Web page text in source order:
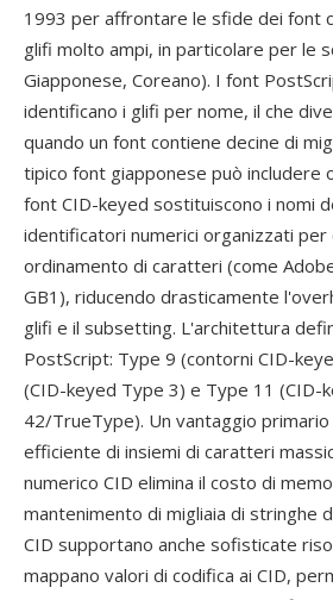
1993 per affrontare le sfide dei font
glifi molto ampi, in particolare per le
Giapponese, Coreano). I font
identificano i glifi per nome, il che
quando un font contiene decine di
tipico font giapponese può includere
font CID-keyed sostituiscono i nomi
identificatori numerici organizzati per
ordinamento di caratteri (come
GB1), riducendo drasticamente
glifi e il subsetting. L'architettura
PostScript: Type 9 (contorni CID-
(CID-keyed Type 3) e Type 11 (CID-
42/TrueType). Un vantaggio
efficiente di insiemi di caratteri
numerico CID elimina il costo di
mantenimento di migliaia di stringhe
CID supportano anche sofisticate
mappano valori di codifica ai CID,